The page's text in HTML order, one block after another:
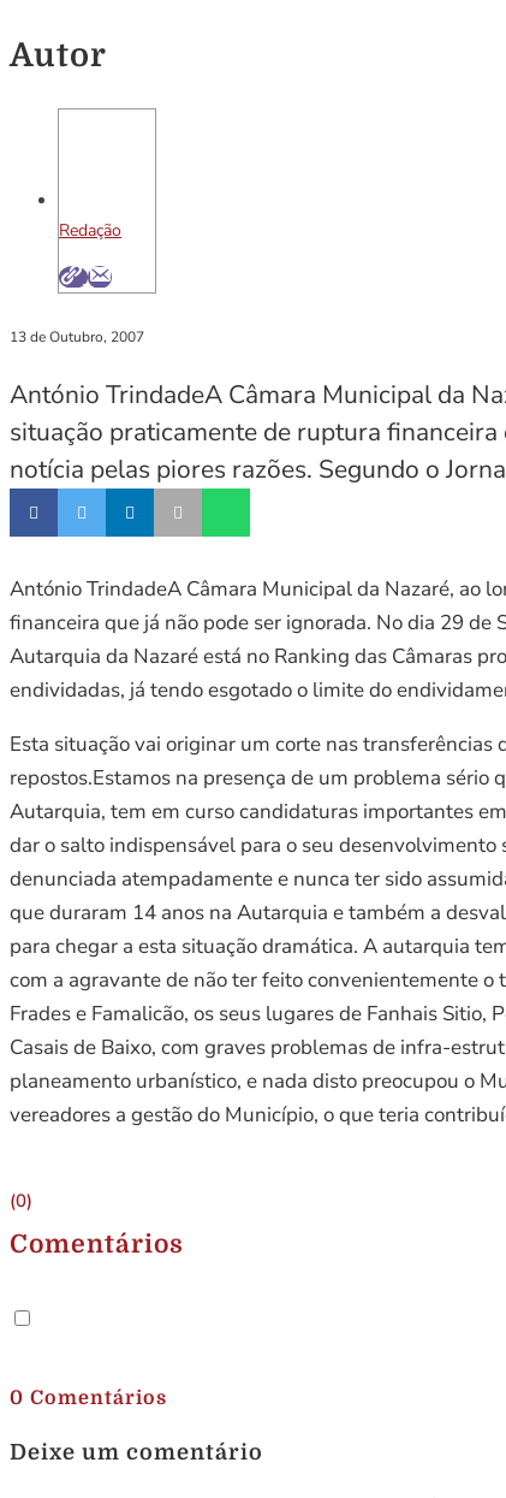
Autor
Redação
13 de Outubro, 2007
António TrindadeA Câmara Municipal da
situação praticamente de ruptura
notícia pelas piores razões. Segundo o
António TrindadeA Câmara Municipal da Nazaré, ao
financeira que já não pode ser ignorada. No dia 29 de
Autarquia da Nazaré está no Ranking das Câmaras
endividadas, já tendo esgotado o limite do
Esta situação vai originar um corte nas
repostos.Estamos na presença de um problema
Autarquia, tem em curso candidaturas importantes
dar o salto indispensável para o seu
denunciada atempadamente e nunca ter sido
que duraram 14 anos na Autarquia e também a
para chegar a esta situação dramática. A autarquia
com a agravante de não ter feito convenientemente
Frades e Famalicão, os seus lugares de Fanhais Sitio,
Casais de Baixo, com graves problemas de infra-
planeamento urbanístico, e nada disto preocupou o
vereadores a gestão do Município, o que teria
(0)
Comentários
0 Comentários
Deixe um comentário